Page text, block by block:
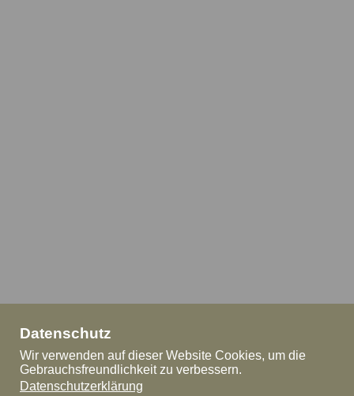
Datenschutz
Wir verwenden auf dieser Website Cookies, um die
Gebrauchsfreundlichkeit zu verbessern.
Datenschutzerklärung